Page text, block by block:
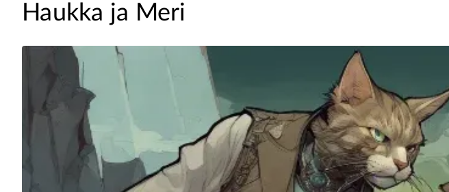
Haukka ja Meri